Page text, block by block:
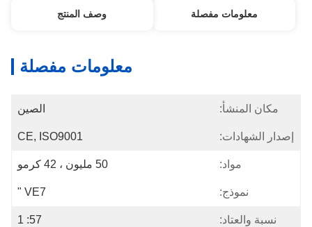
معلومات مفصلة وصف المنتج
معلومات مفصلة
مكان المنشأ: الصين
إصدار الشهادات: CE, ISO9001
مواد: 50 مليون ، 42 كرمو
نموذج: VE7 "
نسبة والعتاد: 57: 1